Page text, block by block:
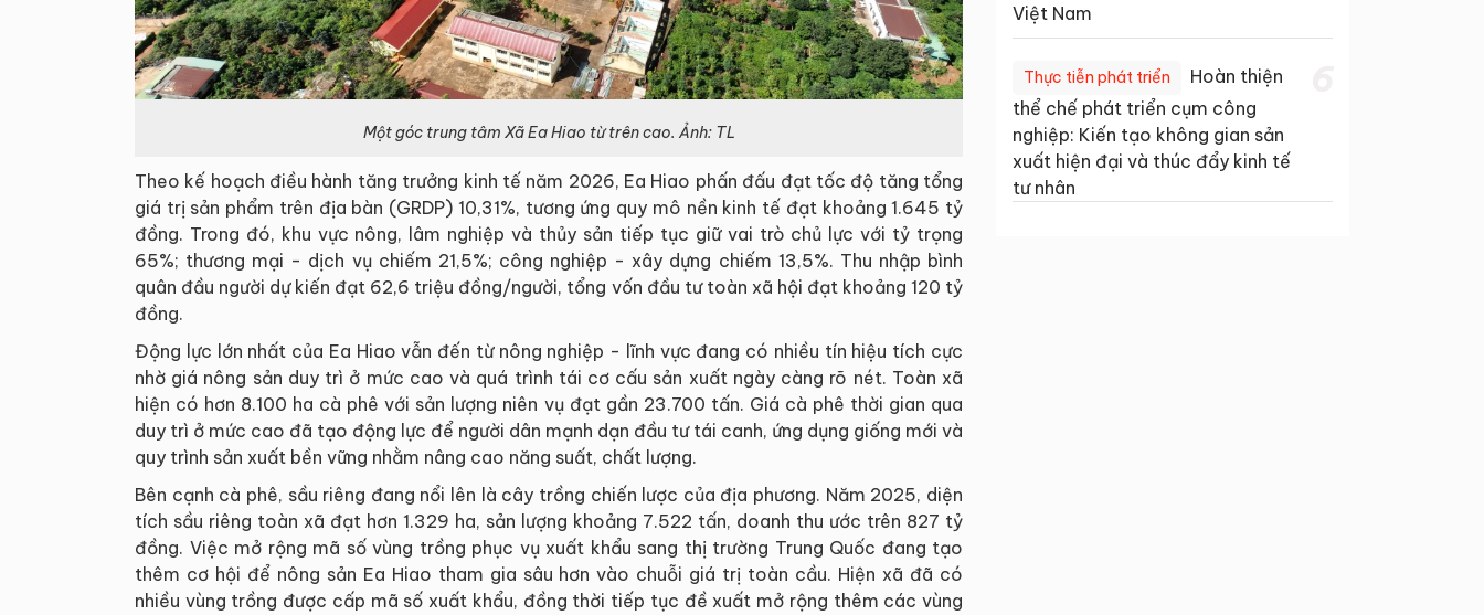
Một góc trung tâm Xã Ea Hiao từ trên cao. Ảnh: TL
Theo kế hoạch điều hành tăng trưởng kinh tế năm 2026, Ea Hiao phấn đấu đạt tốc độ tăng tổng
giá trị sản phẩm trên địa bàn (GRDP) 10,31%, tương ứng quy mô nền kinh tế đạt khoảng 1.645 tỷ
đồng. Trong đó, khu vực nông, lâm nghiệp và thủy sản tiếp tục giữ vai trò chủ lực với tỷ trọng
65%; thương mại - dịch vụ chiếm 21,5%; công nghiệp - xây dựng chiếm 13,5%. Thu nhập bình
quân đầu người dự kiến đạt 62,6 triệu đồng/người, tổng vốn đầu tư toàn xã hội đạt khoảng 120 tỷ
đồng.
Động lực lớn nhất của Ea Hiao vẫn đến từ nông nghiệp - lĩnh vực đang có nhiều tín hiệu tích cực
nhờ giá nông sản duy trì ở mức cao và quá trình tái cơ cấu sản xuất ngày càng rõ nét. Toàn xã
hiện có hơn 8.100 ha cà phê với sản lượng niên vụ đạt gần 23.700 tấn. Giá cà phê thời gian qua
duy trì ở mức cao đã tạo động lực để người dân mạnh dạn đầu tư tái canh, ứng dụng giống mới và
quy trình sản xuất bền vững nhằm nâng cao năng suất, chất lượng.
Bên cạnh cà phê, sầu riêng đang nổi lên là cây trồng chiến lược của địa phương. Năm 2025, diện
tích sầu riêng toàn xã đạt hơn 1.329 ha, sản lượng khoảng 7.522 tấn, doanh thu ước trên 827 tỷ
đồng. Việc mở rộng mã số vùng trồng phục vụ xuất khẩu sang thị trường Trung Quốc đang tạo
thêm cơ hội để nông sản Ea Hiao tham gia sâu hơn vào chuỗi giá trị toàn cầu. Hiện xã đã có
nhiều vùng trồng được cấp mã số xuất khẩu, đồng thời tiếp tục đề xuất mở rộng thêm các vùng
Việt Nam
Thực tiễn phát triển
Hoàn thiện
thể chế phát triển cụm công
nghiệp: Kiến tạo không gian sản
xuất hiện đại và thúc đẩy kinh tế
tư nhân